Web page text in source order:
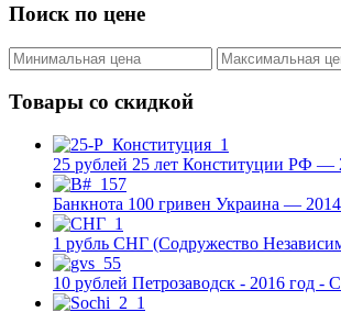
Поиск по цене
Товары со скидкой
25 рублей 25 лет Конституции РФ
Банкнота 100 гривен Украина —
1 рубль СНГ (Содружество
10 рублей Петрозаводск - 2016 год -